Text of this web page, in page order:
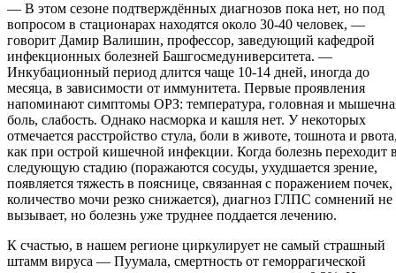
— В этом сезоне подтверждённых диагнозов пока нет, но под
вопросом в стационарах находятся около 30-40 человек, —
говорит Дамир Валишин, профессор, заведующий кафедрой
инфекционных болезней Башгосмедуниверситета. —
Инкубационный период длится чаще 10-14 дней, иногда до
месяца, в зависимости от иммунитета. Первые проявления
напоминают симптомы ОРЗ: температура, головная и
боль, слабость. Однако насморка и кашля нет. У некоторых
отмечается расстройство стула, боли в животе, тошнота и
как при острой кишечной инфекции. Когда болезнь переходит
следующую стадию (поражаются сосуды, ухудшается зрение,
появляется тяжесть в пояснице, связанная с поражением почек,
количество мочи резко снижается), диагноз ГЛПС сомнений не
вызывает, но болезнь уже труднее поддается лечению.
К счастью, в нашем регионе циркулирует не самый страшный
штамм вируса — Пуумала, смертность от геморрагической